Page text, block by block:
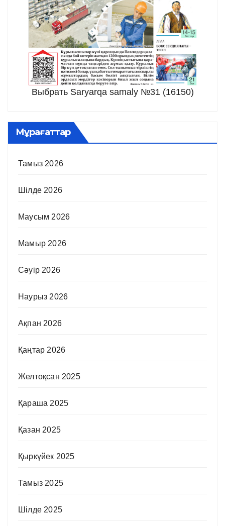
Выбрать Saryarqa samaly №31 (16150)
Мұрағаттар
Тамыз 2026
Шілде 2026
Маусым 2026
Мамыр 2026
Сәуір 2026
Наурыз 2026
Ақпан 2026
Қаңтар 2026
Желтоқсан 2025
Қараша 2025
Қазан 2025
Қыркүйек 2025
Тамыз 2025
Шілде 2025